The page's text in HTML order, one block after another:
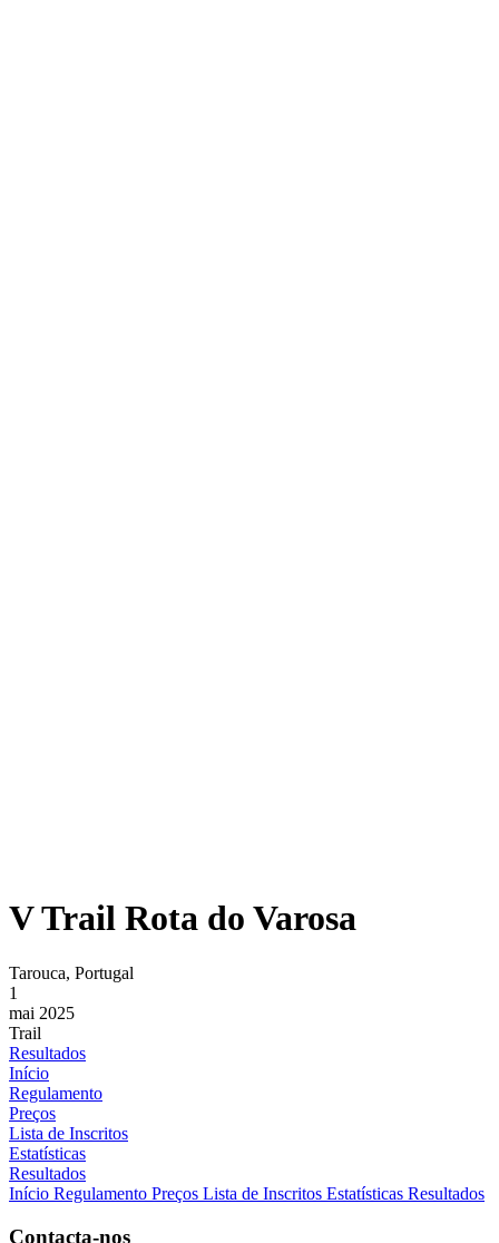
V Trail Rota do Varosa
Tarouca, Portugal
1
mai 2025
Trail
Resultados
Início
Regulamento
Preços
Lista de Inscritos
Estatísticas
Resultados
Início Regulamento Preços Lista de Inscritos Estatísticas Resultados
Contacta-nos